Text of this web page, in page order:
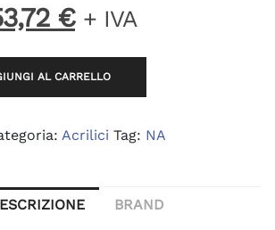
€.
€Il
attuale
è:
53,72 €.
+ IVA
AL CARRELLO
Acrilici Tag: NA
BRAND